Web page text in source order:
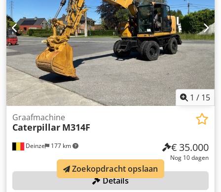
1 / 15
Deinze 177 km
Graafmachine
Caterpillar M314F
€ 35.000
Nog 10 dagen
Details
Zoekopdracht opslaan